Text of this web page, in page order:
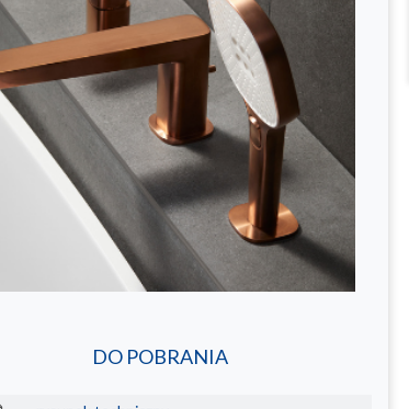
DO POBRANIA